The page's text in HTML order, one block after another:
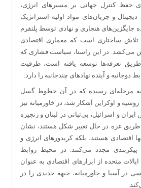
حفظ کنترل جهانی بر مسیرهای انرژی،
دیجیتال و جریان‌های مواد اولیه استراتژیک
جایگزین‌های هنجاری و نهادی توسط پلتفرم
ساختاری است که معماری اقتصادی
می‌کشد. در این راستا، سیاست فشاری که
تعرفه‌ها توسعه یافته است، ظرفیت
دوجانبه و آینده نهادهای چندجانبه را دارد.
به مرحله‌ای رسیده که در آن خطوط گسل
و اوکراین آشکار شد، در خاورمیانه نیز
و اسرائیل، بی‌ثباتی در لبنان و زنجیره
طریق غزه در حال تغییر شکل هستند، نشان
اقتصادی هستند، بلکه کریدورهای انرژی و
پیکربندی مجدد می‌کنند. در محیط روابط
متحده از ابزارهای اقتصادی به عنوان
در آسیا و خاورمیانه، جبهه جدیدی را در